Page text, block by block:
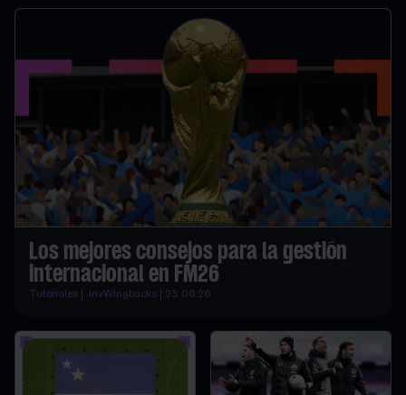
Los mejores consejos para la gestión
internacional en FM26
Tutoriales | InvWingbacks | 23.06.26